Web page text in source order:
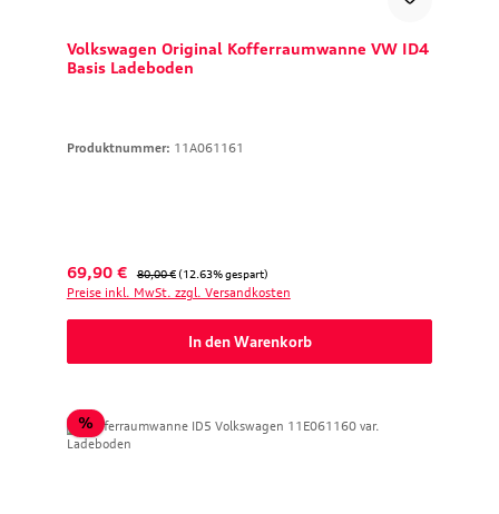
Volkswagen Original Kofferraumwanne VW ID4
Basis Ladeboden
Produktnummer: 11A061161
Verkaufspreis:
69,90 € Regulärer Preis:
80,00 € (12.63% gespart)
Preise inkl. MwSt. zzgl. Versandkosten
In den Warenkorb
%Rabatt